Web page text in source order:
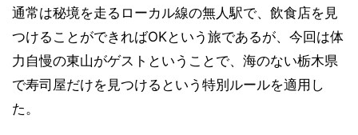
通常は秘境を走るローカル線の無人駅で、飲食店を見
つけることができればOKという旅であるが、今回は体
力自慢の東山がゲストということで、海のない栃木県
で寿司屋だけを見つけるという特別ルールを適用し
た。